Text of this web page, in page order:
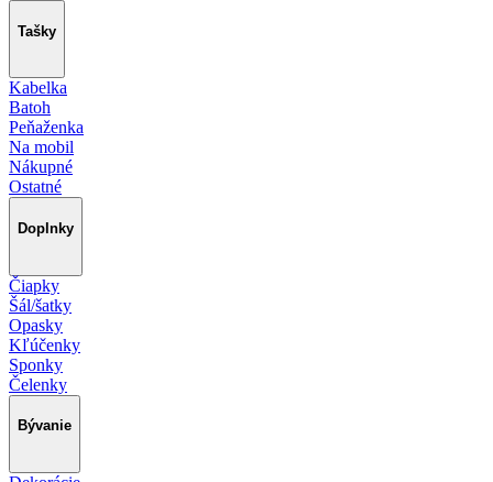
Tašky
Kabelka
Batoh
Peňaženka
Na mobil
Nákupné
Ostatné
Doplnky
Čiapky
Šál/šatky
Opasky
Kľúčenky
Sponky
Čelenky
Bývanie